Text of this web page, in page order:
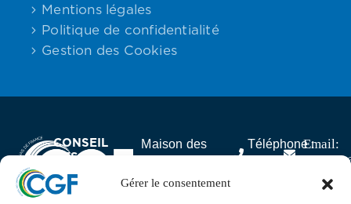
Gérer le consentement
Mentions légales
Politique de confidentialité
Gestion des Cookies
CONSEIL
DES
GABONAIS
DE FRANCE
Maison des
25 rue Lantiez,
Téléphone :Email: